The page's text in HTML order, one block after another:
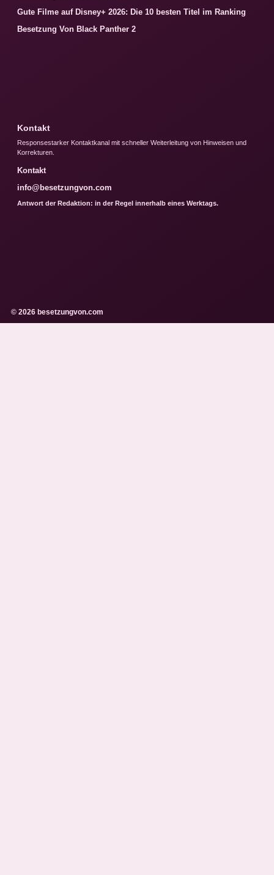
Gute Filme auf Disney+ 2026: Die 10 besten Titel im Ranking
Besetzung Von Black Panther 2
Kontakt
Responsestarker Kontaktkanal mit schneller Weiterleitung von Hinweisen und
Korrekturen.
Kontakt
info@besetzungvon.com
Antwort der Redaktion: in der Regel innerhalb eines Werktags.
© 2026 besetzungvon.com